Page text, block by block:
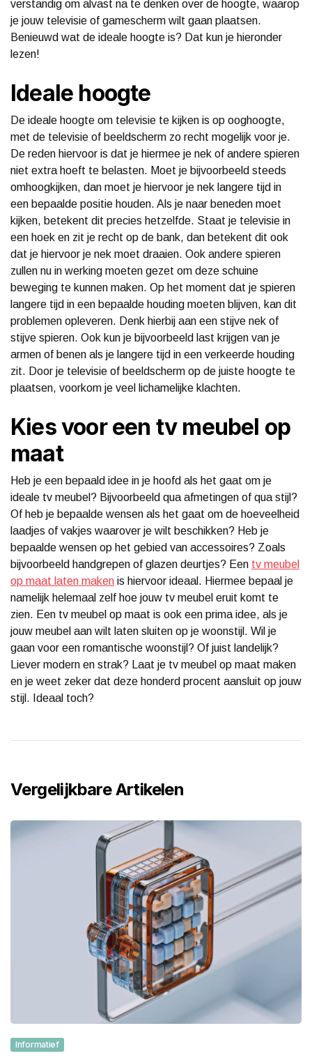
verstandig om alvast na te denken over de hoogte, waarop
je jouw televisie of gamescherm wilt gaan plaatsen.
Benieuwd wat de ideale hoogte is? Dat kun je hieronder
lezen!
Ideale hoogte
De ideale hoogte om televisie te kijken is op ooghoogte,
met de televisie of beeldscherm zo recht mogelijk voor je.
De reden hiervoor is dat je hiermee je nek of andere spieren
niet extra hoeft te belasten. Moet je bijvoorbeeld steeds
omhoogkijken, dan moet je hiervoor je nek langere tijd in
een bepaalde positie houden. Als je naar beneden moet
kijken, betekent dit precies hetzelfde. Staat je televisie in
een hoek en zit je recht op de bank, dan betekent dit ook
dat je hiervoor je nek moet draaien. Ook andere spieren
zullen nu in werking moeten gezet om deze schuine
beweging te kunnen maken. Op het moment dat je spieren
langere tijd in een bepaalde houding moeten blijven, kan dit
problemen opleveren. Denk hierbij aan een stijve nek of
stijve spieren. Ook kun je bijvoorbeeld last krijgen van je
armen of benen als je langere tijd in een verkeerde houding
zit. Door je televisie of beeldscherm op de juiste hoogte te
plaatsen, voorkom je veel lichamelijke klachten.
Kies voor een tv meubel op
maat
Heb je een bepaald idee in je hoofd als het gaat om je
ideale tv meubel? Bijvoorbeeld qua afmetingen of qua stijl?
Of heb je bepaalde wensen als het gaat om de hoeveelheid
laadjes of vakjes waarover je wilt beschikken? Heb je
bepaalde wensen op het gebied van accessoires? Zoals
bijvoorbeeld handgrepen of glazen deurtjes? Een tv meubel
op maat laten maken is hiervoor ideaal. Hiermee bepaal je
namelijk helemaal zelf hoe jouw tv meubel eruit komt te
zien. Een tv meubel op maat is ook een prima idee, als je
jouw meubel aan wilt laten sluiten op je woonstijl. Wil je
gaan voor een romantische woonstijl? Of juist landelijk?
Liever modern en strak? Laat je tv meubel op maat maken
en je weet zeker dat deze honderd procent aansluit op jouw
stijl. Ideaal toch?
Vergelijkbare Artikelen
Informatief